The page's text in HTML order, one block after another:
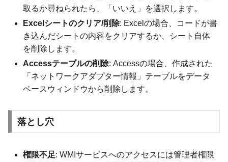
取るか尋ねられたら、「いいえ」を選択します。
Excelシートのクリア/削除: Excelの場合、コードが書
き込んだシートの内容をクリアするか、シート自体
を削除します。
Accessテーブルの削除: Accessの場合、作成された
「ネットワークアダプター情報」テーブルをデータ
ベースウィンドウから削除します。
落とし穴
権限不足: WMIサービスへのアクセスには管理者権限